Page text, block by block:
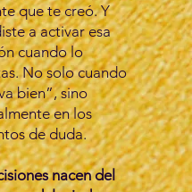
que te creó. Y
a activar esa
cuando lo
No solo cuando
bien”, sino
en los
de duda.
nacen del